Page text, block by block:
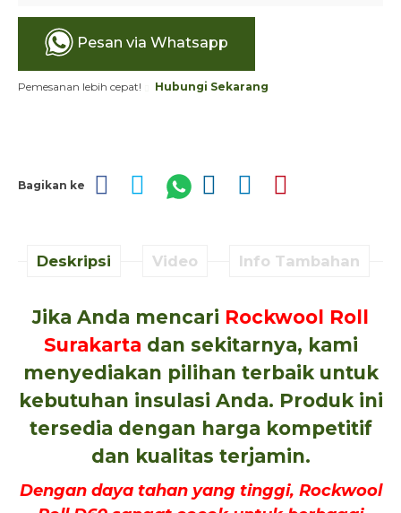
Pesan via Whatsapp
Pemesanan lebih cepat! Hubungi Sekarang
Bagikan ke
Deskripsi Video Info Tambahan
Jika Anda mencari Rockwool Roll
Surakarta dan sekitarnya, kami
menyediakan pilihan terbaik untuk
kebutuhan insulasi Anda. Produk ini
tersedia dengan harga kompetitif
dan kualitas terjamin.
Dengan daya tahan yang tinggi, Rockwool